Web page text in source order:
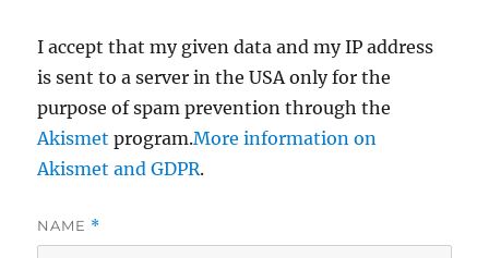
I accept that my given data and my IP address
is sent to a server in the USA only for the
purpose of spam prevention through the
Akismet program.More information on
Akismet and GDPR.
NAME *